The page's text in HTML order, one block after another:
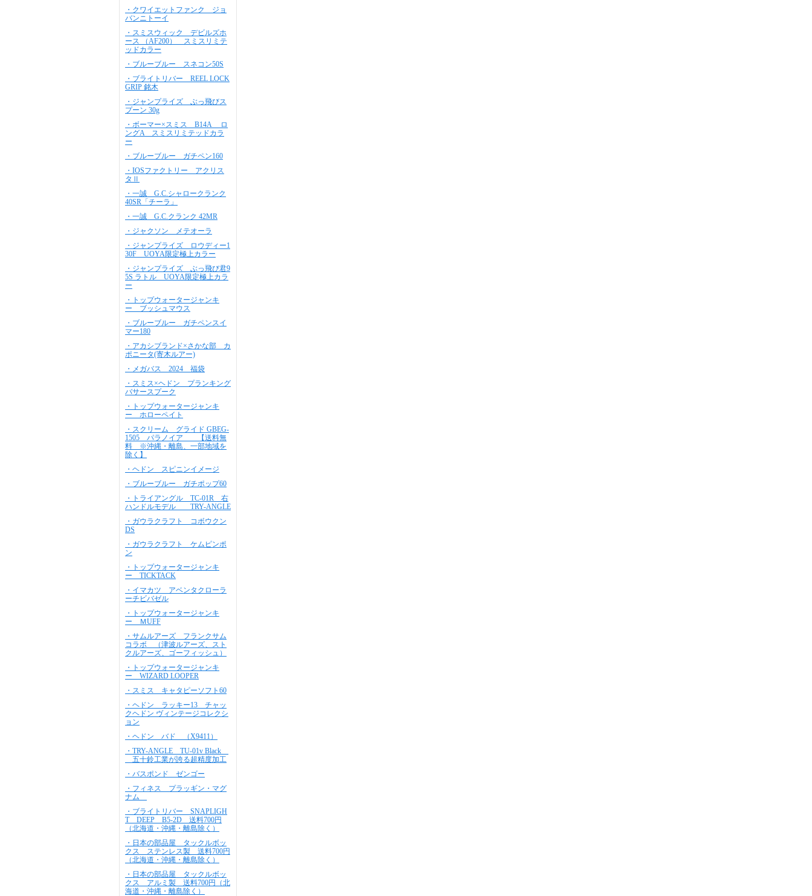
・クワイエットファンク ジョ
バンニトーイ
・スミスウィック デビルズホ
ース （AF200） スミスリミテ
ッドカラー
・ブルーブルー スネコン50S
・ブライトリバー REEL LOCK
GRIP 銘木
・ジャンプライズ ぶっ飛びス
プーン 30g
・ボーマー×スミス B14A ロ
ングA スミスリミテッドカラ
ー
・ブルーブルー ガチペン160
・IOSファクトリー アクリス
タⅡ
・一誠 G.C.シャロークランク
40SR「チーラ」
・一誠 G.C.クランク 42MR
・ジャクソン メテオーラ
・ジャンプライズ ロウディー1
30F UOYA限定極上カラー
・ジャンプライズ ぶっ飛び君9
5S ラトル UOYA限定極上カラ
ー
・トップウォータージャンキ
ー ブッシュマウス
・ブルーブルー ガチペンスイ
マー180
・アカシブランド×さかな部 カ
ポニータ(寄木ルアー)
・メガバス 2024 福袋
・スミス×ヘドン プランキング
バサースプーク
・トップウォータージャンキ
ー ホローペイト
・スクリーム グライド GBEG-
1505 パラノイア 【送料無
料 ※沖縄・離島、一部地域を
除く】
・ヘドン スピニンイメージ
・ブルーブルー ガチポップ60
・トライアングル TC-01R 右
ハンドルモデル TRY-ANGLE
・ガウラクラフト コボウクン
DS
・ガウラクラフト ケムピンポ
ン
・トップウォータージャンキ
ー TICKTACK
・イマカツ アベンタクローラ
ーチビバゼル
・トップウォータージャンキ
ー ＭUFF
・サムルアーズ フランクサム
コラボ （津波ルアーズ、スト
クルアーズ、ゴーフィッシュ）
・トップウォータージャンキ
ー WIZARD LOOPER
・スミス キャタピーソフト60
・ヘドン ラッキー13 チャッ
クヘドン ヴィンテージコレクシ
ョン
・ヘドン バド （X9411）
・TRY-ANGLE TU-01v Black
五十鈴工業が誇る超精度加工
・バスポンド ゼンゴー
・フィネス プラッギン・マグ
ナム
・ブライトリバー SNAPLIGH
T DEEP B5-2D 送料700円
（北海道・沖縄・離島除く）
・日本の部品屋 タックルボッ
クス ステンレス製 送料700円
（北海道・沖縄・離島除く）
・日本の部品屋 タックルボッ
クス アルミ製 送料700円（北
海道・沖縄・離島除く）